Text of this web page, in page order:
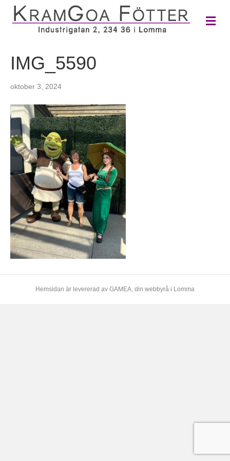
M
e
IMG_5590
oktober 3, 2024
Hemsidan är levererad av GAMEA, din webbyrå i Lomma